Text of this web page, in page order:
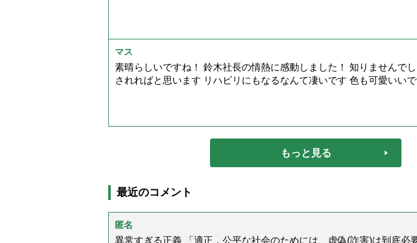
マス
素晴らしいですね！ 鈴木社長の情熱に感動しました！ 知りませんで
されればと思います リハビリにもなるなんて凄いです 色も可愛いい
もっと見る
最近のコメント
匿名
異常すぎる正義 「適正，公平な社会のためには、虚偽(詐害)は到底必